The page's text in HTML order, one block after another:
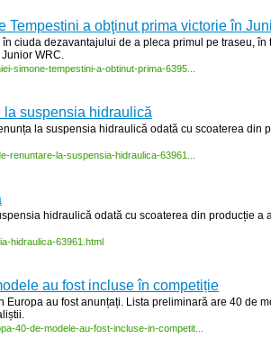
a obţinut prima victorie în
ciuda dezavantajului de a pleca primul pe traseu, în
WRC.
simone-tempestini-a-obtinut-prima-6395...
suspensia hidraulică
la suspensia hidraulică odată cu scoaterea din
renuntare-la-suspensia-hidraulica-63961...
hidraulică odată cu scoaterea din producție a
hidraulica-63961.html
au fost incluse în competiție
au fost anunțați. Lista preliminară are 40 de
40-de-modele-au-fost-incluse-in-competit...